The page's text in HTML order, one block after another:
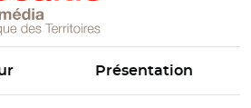
Présentation